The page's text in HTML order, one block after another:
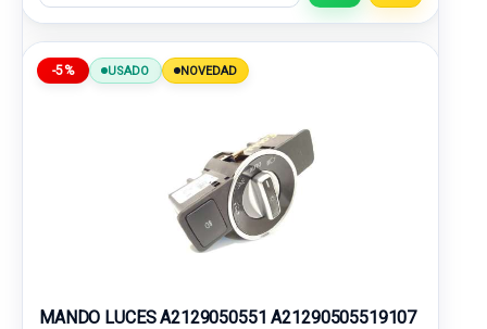
-5% USADO NOVEDAD
MANDO LUCES A2129050551 A21290505519107